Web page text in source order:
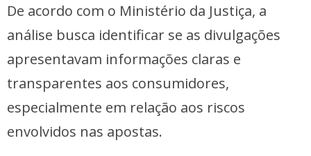
De acordo com o Ministério da Justiça, a
análise busca identificar se as divulgações
apresentavam informações claras e
transparentes aos consumidores,
especialmente em relação aos riscos
envolvidos nas apostas.